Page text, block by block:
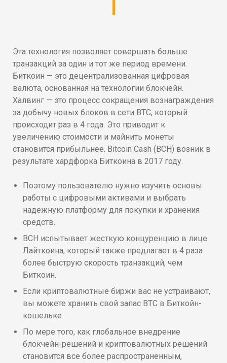
Эта технология позволяет совершать больше
транзакций за один и тот же период времени.
Биткоин — это децентрализованная цифровая
валюта, основанная на технологии блокчейн.
Халвинг — это процесс сокращения вознаграждения
за добычу новых блоков в сети BTC, который
происходит раз в 4 года. Это приводит к
увеличению стоимости и майнить монеты
становится прибыльнее. Bitcoin Cash (BCH) возник в
результате хардфорка Биткоина в 2017 году.
Поэтому пользователю нужно изучить основы
работы с цифровыми активами и выбрать
надежную платформу для покупки и хранения
средств.
BCH испытывает жесткую концуренцию в лице
Лайткоина, который также предлагает в 4 раза
более быструю скорость транзакций, чем
Биткоин.
Если криптовалютные биржи вас не устраивают,
вы можете хранить свой запас BTC в Биткойн-
кошельке.
По мере того, как глобальное внедрение
блокчейн-решений и криптовалютных решений
становится все более распространенным,